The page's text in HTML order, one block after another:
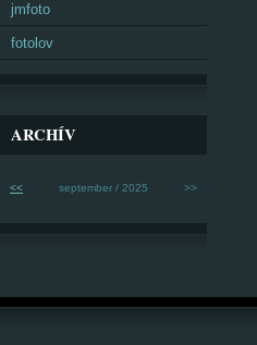
jmfoto
fotolov
ARCHÍV
<< september / 2025 >>